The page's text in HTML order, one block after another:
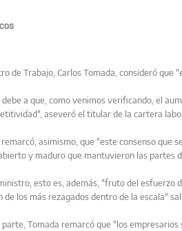
de Trabajo, Carlos Tomada, consideró
debe a que, como venimos verificando, el
aseveró el titular de la cartera
asimismo, que "este consenso que
y maduro que mantuvieron las partes
esto es, además, "fruto del esfuerzo
de los más rezagados dentro de la escala"
Tomada remarcó que "los